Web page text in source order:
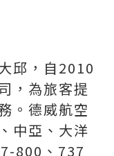
邱，自2010
，為旅客提
。德威航空
中亞、大洋
800、737